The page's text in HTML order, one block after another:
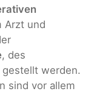
Arzt und
, des
gestellt werden.
sind vor allem